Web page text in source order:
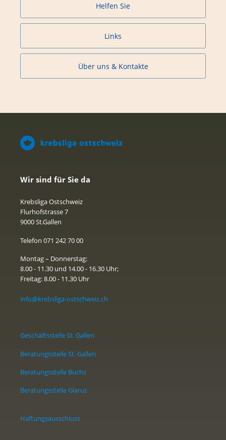
Helfen Sie
Links
Über uns & Kontakte
Wir sind für Sie da
Krebsliga Ostschweiz
Flurhofstrasse 7
9000 St.Gallen
Telefon 071 242 70 00
Montag – Donnerstag:
8.00 - 11.30 und 14.00 - 16.30 Uhr;
Freitag: 8.00 - 11.30 Uhr
info@krebsliga-ostschweiz.ch
Geschäftsstelle St. Gallen
Beratungsstelle St. Gallen
Beratungsstelle Buchs
Beratungsstelle Glarus
Haftungsausschluss